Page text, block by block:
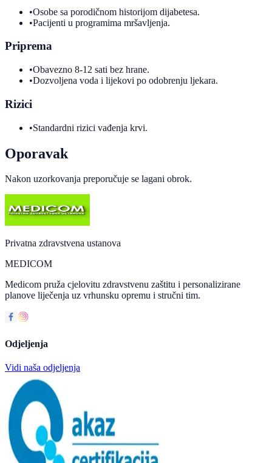
•Osobe sa porodičnom historijom dijabetesa.
•Pacijenti u programima mršavljenja.
Priprema
•Obavezno 8-12 sati bez hrane.
•Dozvoljena voda i lijekovi po odobrenju ljekara.
Rizici
•Standardni rizici vađenja krvi.
Oporavak
Nakon uzorkovanja preporučuje se lagani obrok.
Privatna zdravstvena ustanova
MEDICOM
Medicom pruža cjelovitu zdravstvenu zaštitu i personalizirane
planove liječenja uz vrhunsku opremu i stručni tim.
Odjeljenja
Vidi naša odjeljenja